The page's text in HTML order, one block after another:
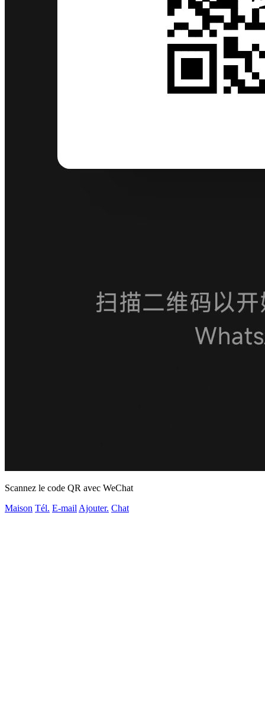
Scannez le code QR avec WeChat
Maison Tél. E-mail Ajouter. Chat